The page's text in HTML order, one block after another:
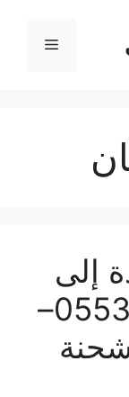
القائمة
إلى
0553885449–